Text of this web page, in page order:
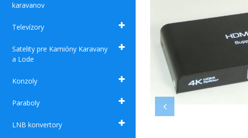
karavanov
Televízory
Satelity pre Kamióny Karavany
a Lode
Konzoly
Paraboly
LNB konvertory